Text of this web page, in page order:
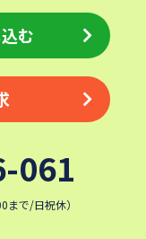
む
061
まで/日祝休）